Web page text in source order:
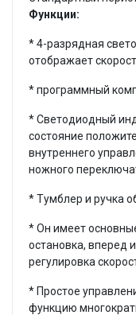
Функции:
*4-разрядная
отображает
*программный
*Светодиодный
состояние
внутреннего
ножного
*Тумблер и ручка
*Он имеет
остановка, вперед
регулировка
* Простое
функцию